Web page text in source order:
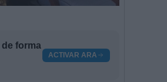
forma
ACTIVAR ARA